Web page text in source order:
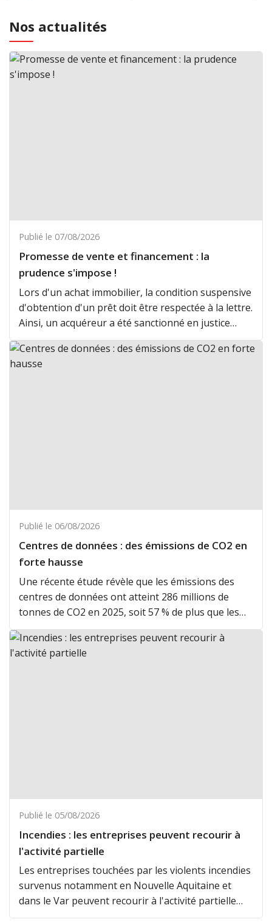
Nos actualités
Publié le 07/08/2026
Promesse de vente et financement : la
prudence s'impose !
Lors d'un achat immobilier, la condition suspensive
d'obtention d'un prêt doit être respectée à la lettre.
Ainsi, un acquéreur a été sanctionné en justice
pour avoir demandé à sa banque un taux inférieur
à celui mentionné dans la promesse, faisant
échouer la transaction.
Publié le 06/08/2026
Centres de données : des émissions de CO2 en
forte hausse
Une récente étude révèle que les émissions des
centres de données ont atteint 286 millions de
tonnes de CO2 en 2025, soit 57 % de plus que les
évaluations antérieures.
Publié le 05/08/2026
Incendies : les entreprises peuvent recourir à
l'activité partielle
Les entreprises touchées par les violents incendies
survenus notamment en Nouvelle Aquitaine et
dans le Var peuvent recourir à l'activité partielle
avec, pour les plus sinistrées, un reste à charge